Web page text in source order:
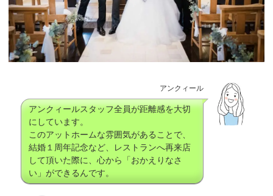
アンクィール
アンクィールスタッフ全員が距離感を大切
にしています。
このアットホームな雰囲気があることで、
結婚１周年記念など、レストランへ再来店
して頂いた際に、心から「おかえりなさ
い」ができるんです。